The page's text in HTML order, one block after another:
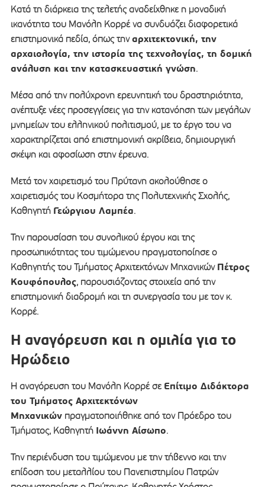
Κατά τη διάρκεια της τελετής αναδείχθηκε η μοναδική
ικανότητα του Μανόλη Κορρέ να συνδυάζει διαφορετικά
επιστημονικά πεδία, όπως τηναρχιτεκτονική, την
αρχαιολογία, την ιστορία της τεχνολογίας, τη δομική
ανάλυση και την κατασκευαστική γνώση.
Μέσα από την πολύχρονη ερευνητική του δραστηριότητα,
ανέπτυξε νέες προσεγγίσεις για την κατανόηση των μεγάλων
μνημείων του ελληνικού πολιτισμού, με το έργο του να
χαρακτηρίζεται από επιστημονική ακρίβεια, δημιουργική
σκέψη και αφοσίωση στην έρευνα.
Μετά τον χαιρετισμό του Πρύτανη ακολούθησε ο
χαιρετισμός του Κοσμήτορα της Πολυτεχνικής Σχολής,
Καθηγητή Γεώργιου Λαμπέα.
Την παρουσίαση του συνολικού έργου και της
προσωπικότητας του τιμώμενου πραγματοποίησε ο
Καθηγητής του Τμήματος Αρχιτεκτόνων Μηχανικών Πέτρος
Κουφόπουλος, παρουσιάζοντας στοιχεία από την
επιστημονική διαδρομή και τη συνεργασία του με τον κ.
Κορρέ.
Η αναγόρευση και η ομιλία για το
Ηρώδειο
Η αναγόρευση του Μανόλη Κορρέ σε Επίτιμο Διδάκτορα
του Τμήματος Αρχιτεκτόνων
Μηχανικώνπραγματοποιήθηκε από τον Πρόεδρο του
Τμήματος, Καθηγητή Ιωάννη Αίσωπο.
Την περιένδυση του τιμώμενου με την τήβεννο και την
επίδοση του μεταλλίου του Πανεπιστημίου Πατρών